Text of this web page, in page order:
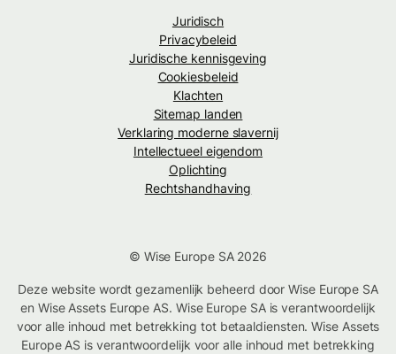
Juridisch
Privacybeleid
Juridische kennisgeving
Cookiesbeleid
Klachten
Sitemap landen
Verklaring moderne slavernij
Intellectueel eigendom
Oplichting
Rechtshandhaving
© Wise Europe SA 2026
Deze website wordt gezamenlijk beheerd door Wise Europe SA
en Wise Assets Europe AS. Wise Europe SA is verantwoordelijk
voor alle inhoud met betrekking tot betaaldiensten. Wise Assets
Europe AS is verantwoordelijk voor alle inhoud met betrekking